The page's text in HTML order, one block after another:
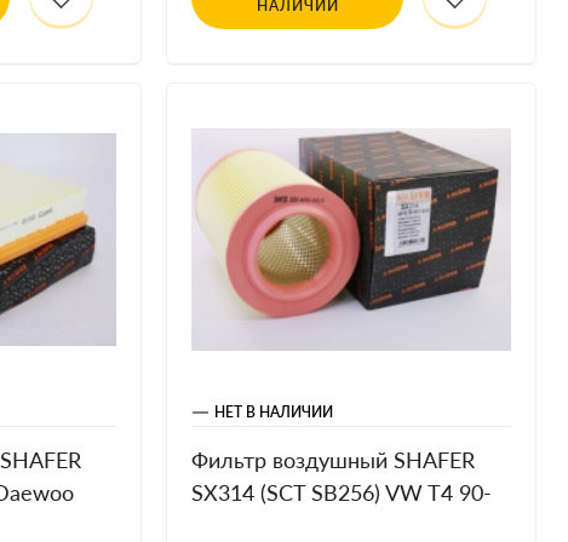
НАЛИЧИИ
НЕТ В НАЛИЧИИ
Фильтр воздушный SHAFER
SX314 (SCT SB256) VW T4 90-